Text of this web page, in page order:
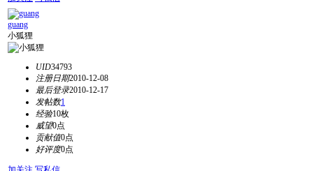
guang
小狐狸
UID34793
注册日期2010-12-08
最后登录2010-12-17
发帖数1
经验10枚
威望0点
贡献值0点
好评度0点